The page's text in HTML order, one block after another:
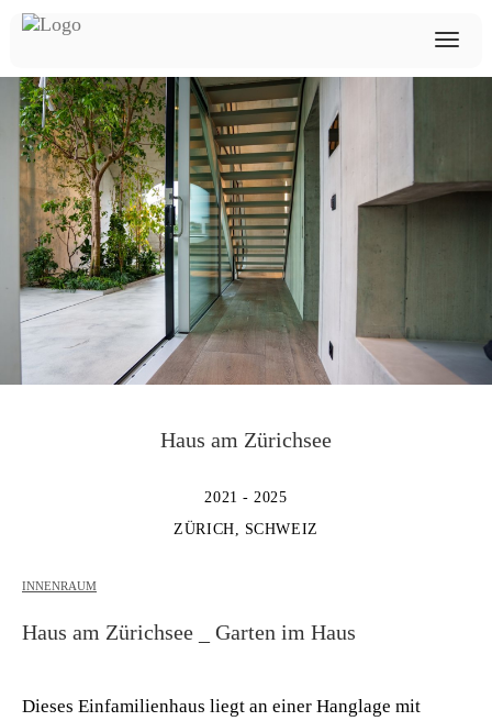
Haus am Zürichsee
2021 - 2025
ZÜRICH, SCHWEIZ
INNENRAUM
Haus am Zürichsee _ Garten im Haus
Dieses Einfamilienhaus liegt an einer Hanglage mit